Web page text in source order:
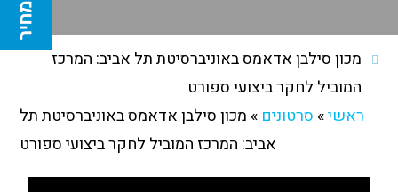
מכון סילבן אדאמס באוניברסיטת תל אביב: המרכז
המוביל לחקר ביצועי ספורט
ראשי» סרטונים » מכון סילבן אדאמס באוניברסיטת תל
אביב: המרכז המוביל לחקר ביצועי ספורט